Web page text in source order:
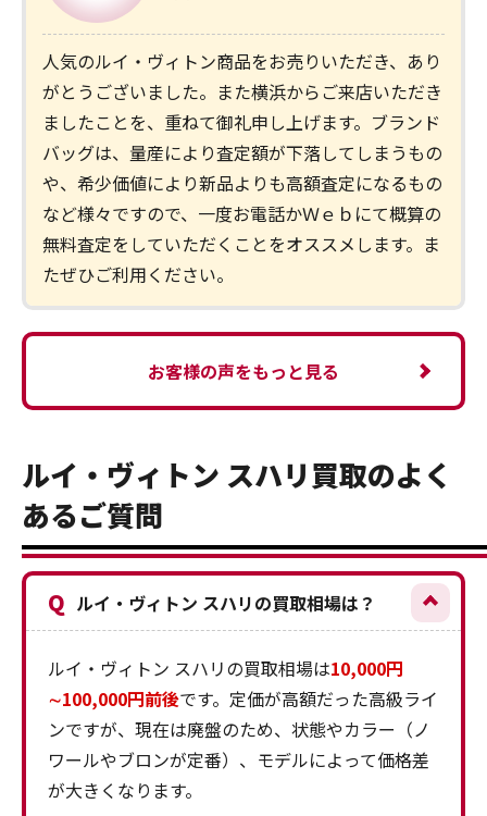
人気のルイ・ヴィトン商品をお売りいただき、あり
がとうございました。また横浜からご来店いただき
ましたことを、重ねて御礼申し上げます。ブランド
バッグは、量産により査定額が下落してしまうもの
や、希少価値により新品よりも高額査定になるもの
など様々ですので、一度お電話かＷｅｂにて概算の
無料査定をしていただくことをオススメします。ま
たぜひご利用ください。
お客様の声をもっと見る
ルイ・ヴィトン スハリ買取のよく
あるご質問
Q ルイ・ヴィトン スハリの買取相場は？
ルイ・ヴィトン スハリの買取相場は10,000円
∼100,000円前後です。定価が高額だった高級ライ
ンですが、現在は廃盤のため、状態やカラー（ノ
ワールやブロンが定番）、モデルによって価格差
が大きくなります。